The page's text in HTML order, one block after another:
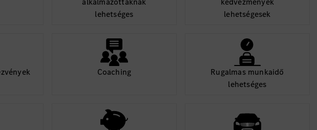
lehetséges
lehetségesek
Coaching
Rugalmas munkaidő
lehetséges